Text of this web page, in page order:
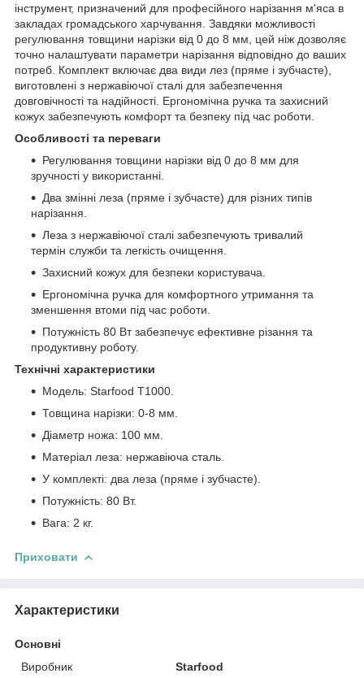
інструмент, призначений для професійного нарізання м'яса в
закладах громадського харчування. Завдяки можливості
регулювання товщини нарізки від 0 до 8 мм, цей ніж дозволяє
точно налаштувати параметри нарізання відповідно до ваших
потреб. Комплект включає два види лез (пряме і зубчасте),
виготовлені з нержавіючої сталі для забезпечення
довговічності та надійності. Ергономічна ручка та захисний
кожух забезпечують комфорт та безпеку під час роботи.
Особливості та переваги
Регулювання товщини нарізки від 0 до 8 мм для
зручності у використанні.
Два змінні леза (пряме і зубчасте) для різних типів
нарізання.
Леза з нержавіючої сталі забезпечують тривалий
термін служби та легкість очищення.
Захисний кожух для безпеки користувача.
Ергономічна ручка для комфортного утримання та
зменшення втоми під час роботи.
Потужність 80 Вт забезпечує ефективне різання та
продуктивну роботу.
Технічні характеристики
Модель: Starfood T1000.
Товщина нарізки: 0-8 мм.
Діаметр ножа: 100 мм.
Матеріал леза: нержавіюча сталь.
У комплекті: два леза (пряме і зубчасте).
Потужність: 80 Вт.
Вага: 2 кг.
Приховати
Характеристики
Основні
Виробник
Starfood